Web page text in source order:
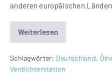
anderen europäischen
WeiterlesenHocheffiziente
Ölnebelabscheider
Verdichterstation
Radeland
2
Schlagwörter: Deutschland,
Verdichterstation